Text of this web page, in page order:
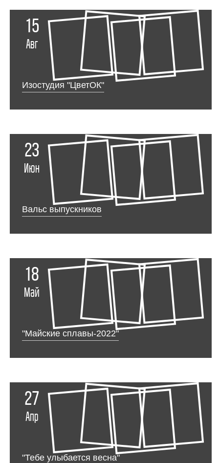
15
Авг
Изостудия "ЦветОК"
23
Июн
Вальс выпускников
18
Май
"Майские сплавы-2022"
27
Апр
"Тебе улыбается весна"